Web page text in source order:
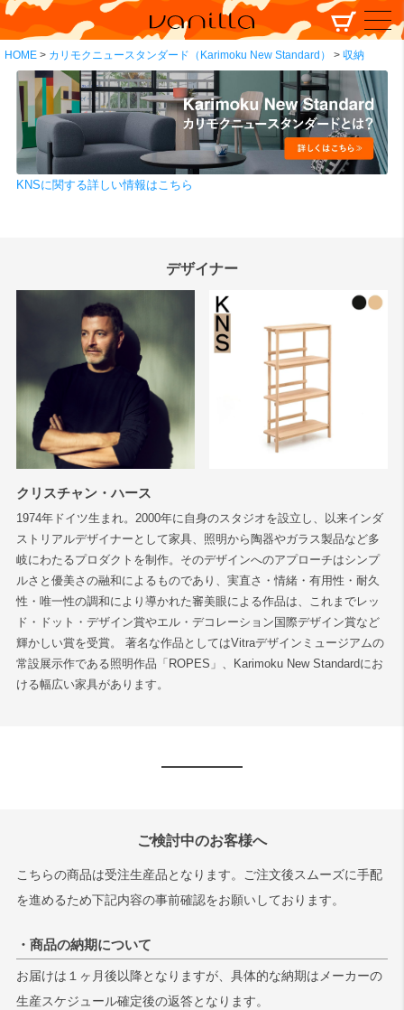
HOME カリモクニュースタンダード（Karimoku New Standard） 収納
KNSに関する詳しい情報はこちら
デザイナー
クリスチャン・ハース
1974年ドイツ生まれ。2000年に自身のスタジオを設立し、以来インダ
ストリアルデザイナーとして家具、照明から陶器やガラス製品など多
岐にわたるプロダクトを制作。そのデザインへのアプローチはシンプ
ルさと優美さの融和によるものであり、実直さ・情緒・有用性・耐久
性・唯一性の調和により導かれた審美眼による作品は、これまでレッ
ド・ドット・デザイン賞やエル・デコレーション国際デザイン賞など
輝かしい賞を受賞。 著名な作品としてはVitraデザインミュージアムの
常設展示作である照明作品「ROPES」、Karimoku New Standardにお
ける幅広い家具があります。
ご検討中のお客様へ
こちらの商品は受注生産品となります。ご注文後スムーズに手配
を進めるため下記内容の事前確認をお願いしております。
・商品の納期について
お届けは１ヶ月後以降となりますが、具体的な納期はメーカーの
生産スケジュール確定後の返答となります。